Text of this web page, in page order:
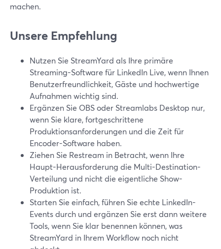
machen.
Unsere Empfehlung
Nutzen Sie StreamYard als Ihre primäre
Streaming-Software für LinkedIn Live, wenn Ihnen
Benutzerfreundlichkeit, Gäste und hochwertige
Aufnahmen wichtig sind.
Ergänzen Sie OBS oder Streamlabs Desktop nur,
wenn Sie klare, fortgeschrittene
Produktionsanforderungen und die Zeit für
Encoder-Software haben.
Ziehen Sie Restream in Betracht, wenn Ihre
Haupt-Herausforderung die Multi-Destination-
Verteilung und nicht die eigentliche Show-
Produktion ist.
Starten Sie einfach, führen Sie echte LinkedIn-
Events durch und ergänzen Sie erst dann weitere
Tools, wenn Sie klar benennen können, was
StreamYard in Ihrem Workflow noch nicht